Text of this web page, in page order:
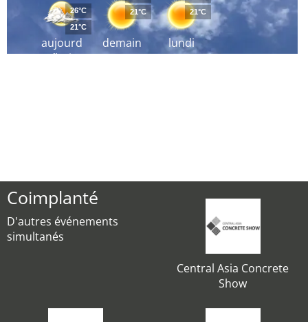
aujourd
´hui
26°C
21°C
demain
21°C
lundi
21°C
Coimplanté
D'autres événements
simultanés
Central Asia Concrete
Show